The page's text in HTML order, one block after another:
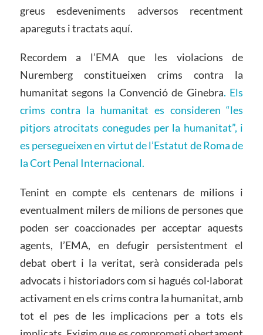
greus esdeveniments adversos recentment
apareguts i tractats aquí.
Recordem a l’EMA que les violacions de
Nuremberg constitueixen crims contra la
humanitat segons la Convenció de Ginebra. Els
crims contra la humanitat es consideren “les
pitjors atrocitats conegudes per la humanitat”, i
es persegueixen en virtut de l’Estatut de Roma de
la Cort Penal Internacional.
Tenint en compte els centenars de milions i
eventualment milers de milions de persones que
poden ser coaccionades per acceptar aquests
agents, l’EMA, en defugir persistentment el
debat obert i la veritat, serà considerada pels
advocats i historiadors com si hagués col·laborat
activament en els crims contra la humanitat, amb
tot el pes de les implicacions per a tots els